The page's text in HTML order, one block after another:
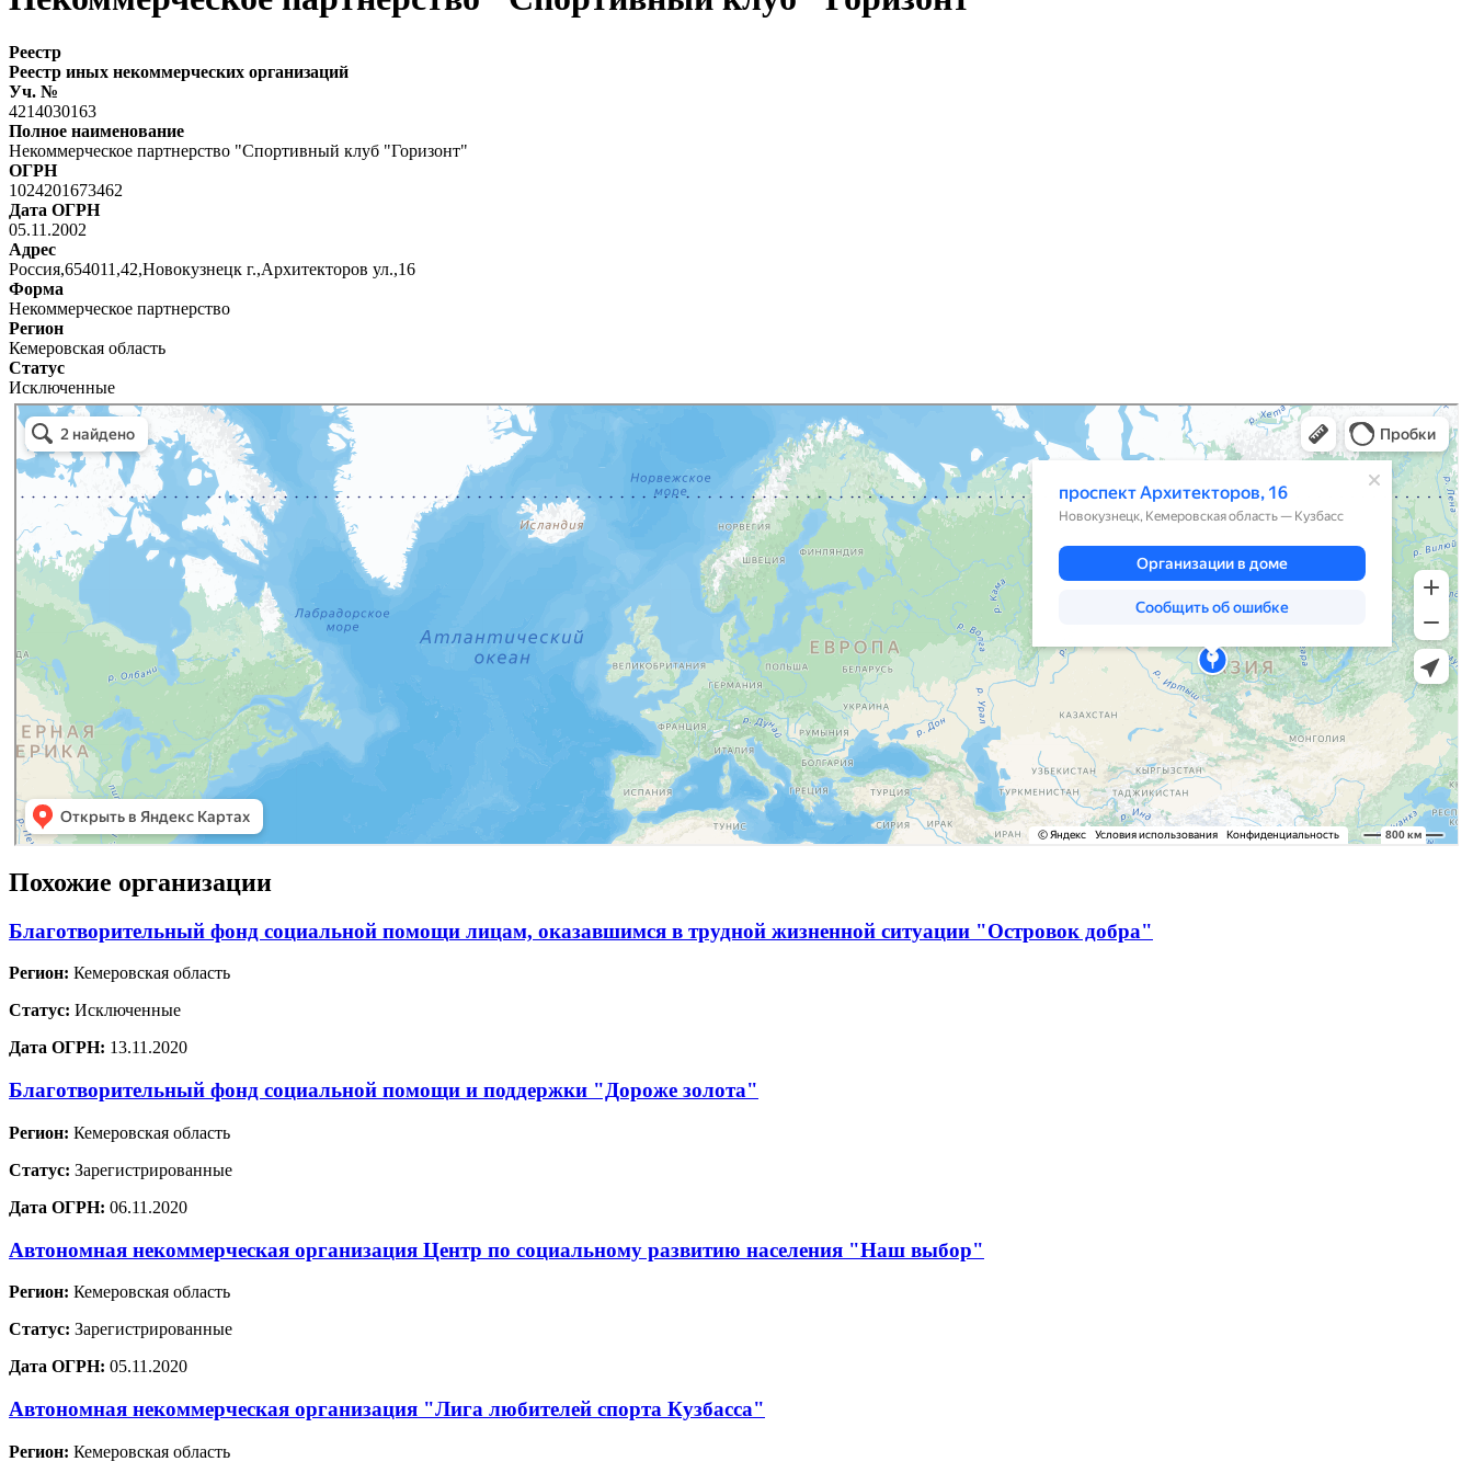
Реестр
Реестр иных некоммерческих организаций
Уч. №
4214030163
Полное наименование
Некоммерческое партнерство "Спортивный клуб "Горизонт"
ОГРН
1024201673462
Дата ОГРН
05.11.2002
Адрес
Россия,654011,42,Новокузнецк г.,Архитекторов ул.,16
Форма
Некоммерческое партнерство
Регион
Кемеровская область
Статус
Исключенные
Похожие организации
Благотворительный фонд социальной помощи лицам, оказавшимся в трудной жизненной ситуации "Островок добра"
Регион: Кемеровская область
Статус: Исключенные
Дата ОГРН: 13.11.2020
Благотворительный фонд социальной помощи и поддержки "Дороже золота"
Регион: Кемеровская область
Статус: Зарегистрированные
Дата ОГРН: 06.11.2020
Автономная некоммерческая организация Центр по социальному развитию населения "Наш выбор"
Регион: Кемеровская область
Статус: Зарегистрированные
Дата ОГРН: 05.11.2020
Автономная некоммерческая организация "Лига любителей спорта Кузбасса"
Регион: Кемеровская область